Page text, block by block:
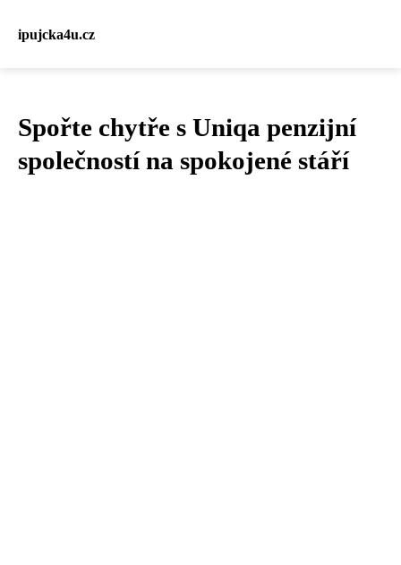
ipujcka4u.cz
Spořte chytře s Uniqa penzijní
společností na spokojené stáří